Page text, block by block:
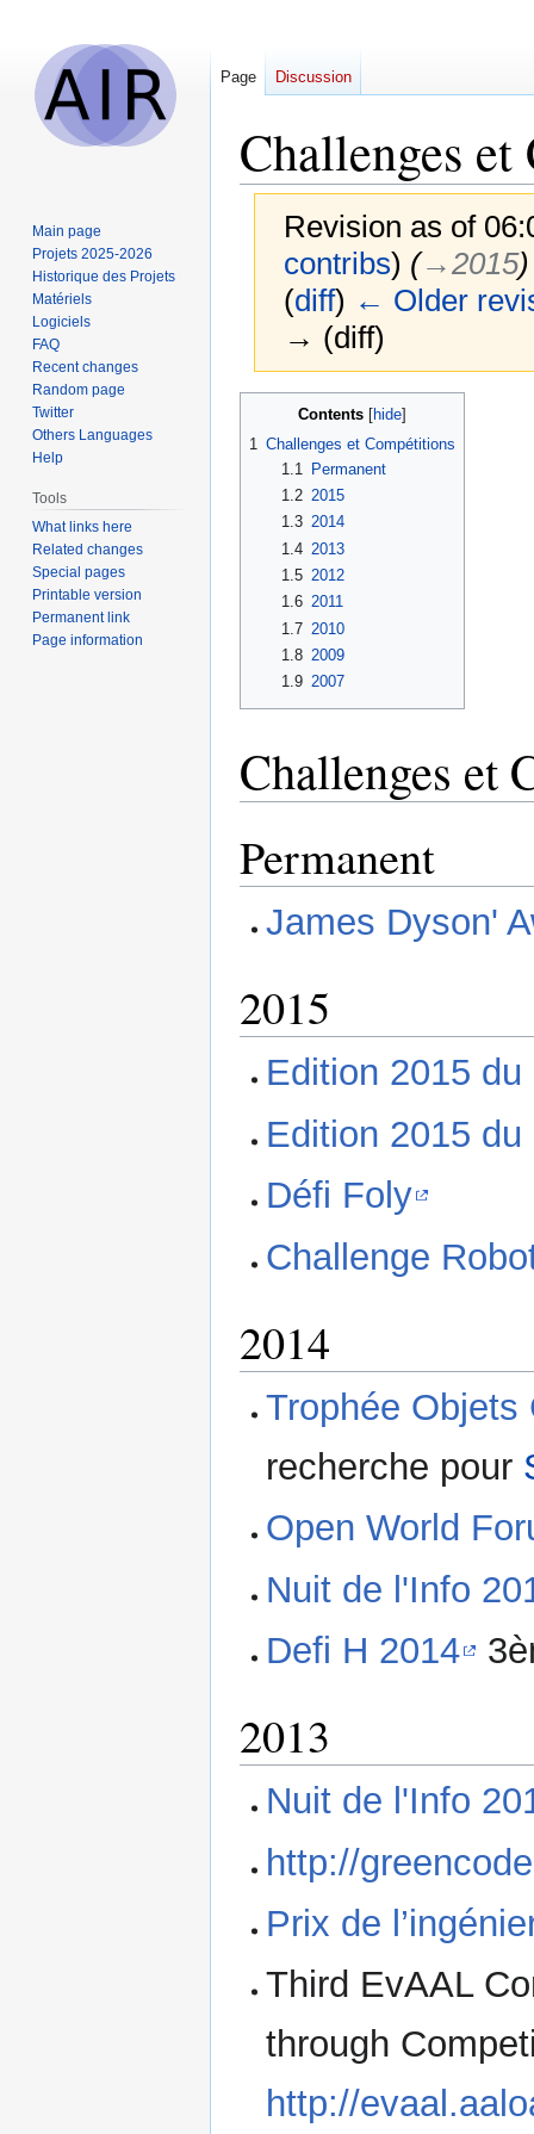
Challenges
Revision as of
contribs) (→‎2015)
(diff) ← Older
→ (diff)
Contents
1 Challenges et Compétitions
1.1
Permanent
1.2 2015
1.3 2014
1.4 2013
1.5 2012
1.6 2011
1.7 2010
1.8 2009
1.9 2007
Challenges et
Permanent
James Dyson'
2015
Edition 2015
Edition 2015 du
Défi Foly
Challenge
2014
Trophée Objets
recherche pour
Open World
Nuit de l'Info
Defi H 2014
2013
Nuit de l'Info
http://
Prix de
Third EvAAL
through
http://
Page Discussion
Main page
Projets 2025-2026
Historique des Projets
Matériels
Logiciels
FAQ
Recent changes
Random page
Twitter
Others Languages
Help
Tools
What links here
Related changes
Special pages
Printable version
Permanent link
Page information